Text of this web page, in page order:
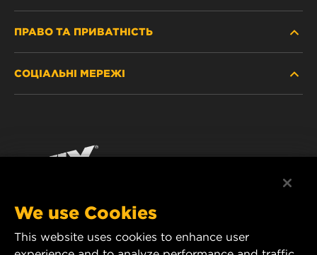
ПРАВО ТА ПРИВАТНІСТЬ
РЕКВІЗИТИ
СОЦІАЛЬНІ МЕРЕЖІ
MANN+HUMMEL FT Poland
We use Cookies
This website uses cookies to enhance user